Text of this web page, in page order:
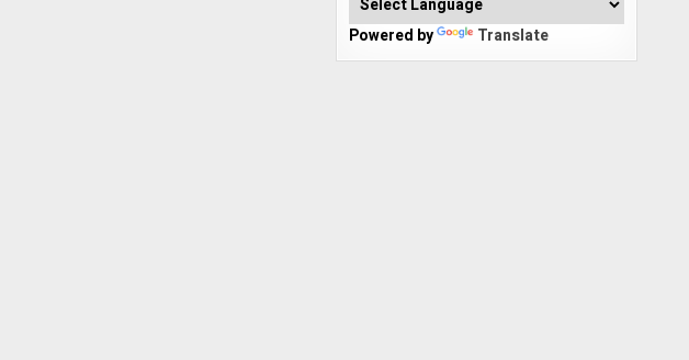
Powered by Translate